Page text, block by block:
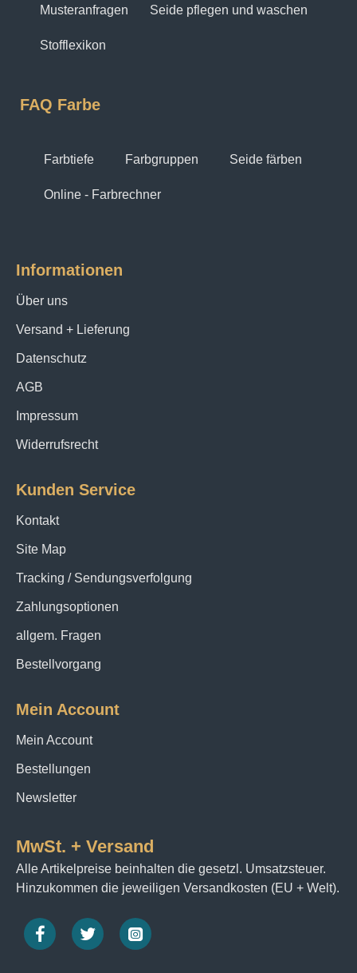
Musteranfragen Seide pflegen und waschen
Stofflexikon
FAQ Farbe
Farbtiefe Farbgruppen Seide färben
Online - Farbrechner
Informationen
Über uns
Versand + Lieferung
Datenschutz
AGB
Impressum
Widerrufsrecht
Kunden Service
Kontakt
Site Map
Tracking / Sendungsverfolgung
Zahlungsoptionen
allgem. Fragen
Bestellvorgang
Mein Account
Mein Account
Bestellungen
Newsletter
MwSt. + Versand
Alle Artikelpreise beinhalten die gesetzl. Umsatzsteuer.
Hinzukommen die jeweiligen Versandkosten (EU + Welt).